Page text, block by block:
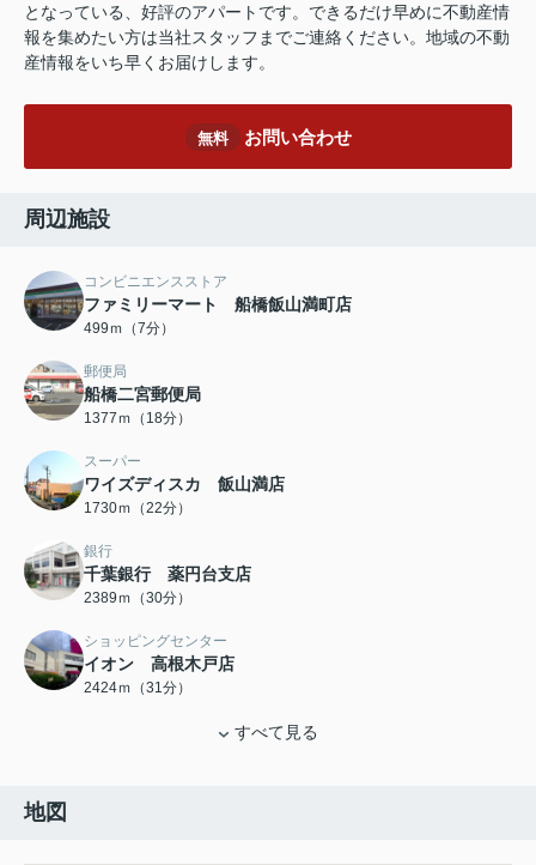
となっている、好評のアパートです。できるだけ早めに不動産情
報を集めたい方は当社スタッフまでご連絡ください。地域の不動
産情報をいち早くお届けします。
無料 お問い合わせ
周辺施設
コンビニエンスストア
ファミリーマート 船橋飯山満町店
499ｍ（7分）
郵便局
船橋二宮郵便局
1377ｍ（18分）
スーパー
ワイズディスカ 飯山満店
1730ｍ（22分）
銀行
千葉銀行 薬円台支店
2389ｍ（30分）
ショッピングセンター
イオン 高根木戸店
2424ｍ（31分）
すべて見る
地図